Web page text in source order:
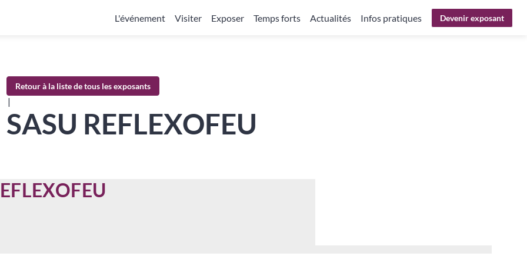
L'événement Visiter Exposer Temps forts Actualités Infos pratiques Devenir exposant
Retour à la liste de tous les exposants
|
SASU REFLEXOFEU